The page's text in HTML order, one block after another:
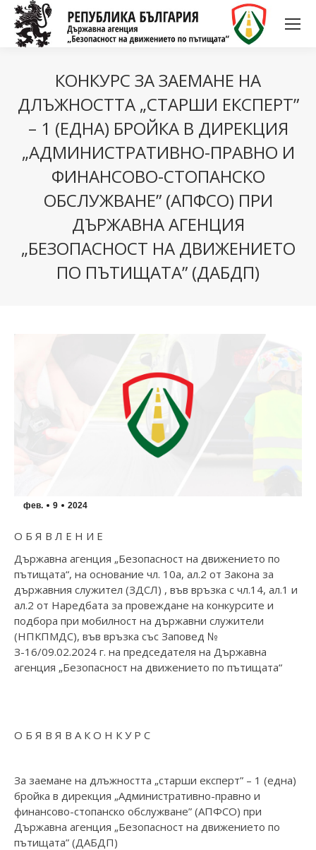
КОНКУРС ЗА ЗАЕМАНЕ НА
ДЛЪЖНОСТТА „СТАРШИ ЕКСПЕРТ”
– 1 (ЕДНА) БРОЙКА В ДИРЕКЦИЯ
„АДМИНИСТРАТИВНО-ПРАВНО И
ФИНАНСОВО-СТОПАНСКО
ОБСЛУЖВАНЕ” (АПФСО) ПРИ
ДЪРЖАВНА АГЕНЦИЯ
„БЕЗОПАСНОСТ НА ДВИЖЕНИЕТО
ПО ПЪТИЩАТА” (ДАБДП)
фев. 9 2024
О Б Я В Л Е Н И Е
Държавна агенция „Безопасност на движението по
пътищата“, на основание чл. 10а, ал.2 от Закона за
държавния служител (ЗДСЛ) , във връзка с чл.14, ал.1 и
ал.2 от Наредбата за провеждане на конкурсите и
подбора при мобилност на държавни служители
(НПКПМДС), във връзка със Заповед №
З-16/09.02.2024 г. на председателя на Държавна
агенция „Безопасност на движението по пътищата“
О Б Я В Я В А К О Н К У Р С
За заемане на длъжността „старши експерт” – 1 (една)
бройка в дирекция „Административно-правно и
финансово-стопанско обслужване” (АПФСО) при
Държавна агенция „Безопасност на движението по
пътищата” (ДАБДП)